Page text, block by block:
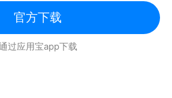
官方下载
过应用宝app下载